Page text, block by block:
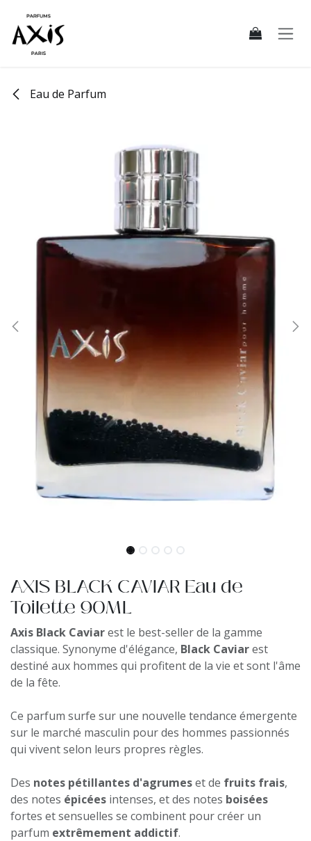
Eau de Parfum
AXIS BLACK CAVIAR Eau de
Toilette 90ML
Axis Black Caviarest le best-seller de la gamme
classique. Synonyme d'élégance, Black Caviarest
destiné aux hommes qui profitent de la vie et sont l'âme
de la fête.
Ce parfum surfe sur une nouvelle tendance émergente
sur le marché masculin pour des hommes passionnés
qui vivent selon leurs propres règles.
Des notes pétillantes d'agrumeset de fruits frais,
des notes épicées intenses, et des notes boisées
fortes et sensuelles se combinent pour créer un
parfum extrêmement addictif.